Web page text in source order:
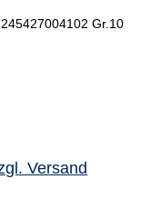
Gr.10
Versand